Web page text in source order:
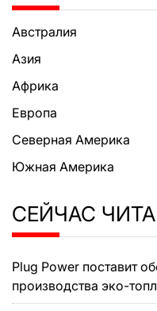
Австралия
Азия
Африка
Европа
Северная Америка
Южная Америка
СЕЙЧАС
Plug Power поставит
производства эко-